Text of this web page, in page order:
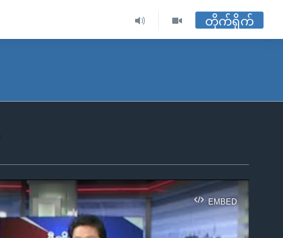
တိုက်ရိုက်
EMBED